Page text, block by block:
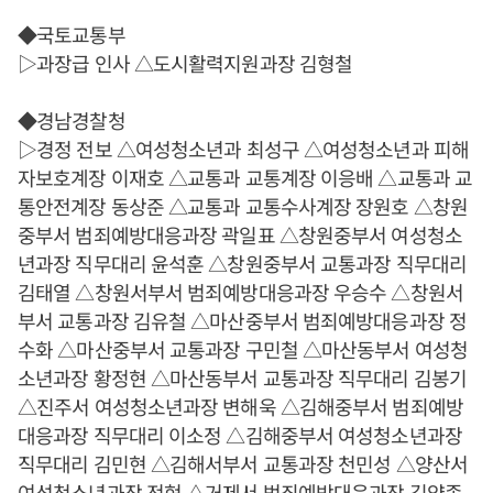
◆국토교통부
▷과장급 인사 △도시활력지원과장 김형철
◆경남경찰청
▷경정 전보 △여성청소년과 최성구 △여성청소년과 피해
자보호계장 이재호 △교통과 교통계장 이응배 △교통과 교
통안전계장 동상준 △교통과 교통수사계장 장원호 △창원
중부서 범죄예방대응과장 곽일표 △창원중부서 여성청소
년과장 직무대리 윤석훈 △창원중부서 교통과장 직무대리
김태열 △창원서부서 범죄예방대응과장 우승수 △창원서
부서 교통과장 김유철 △마산중부서 범죄예방대응과장 정
수화 △마산중부서 교통과장 구민철 △마산동부서 여성청
소년과장 황정현 △마산동부서 교통과장 직무대리 김봉기
△진주서 여성청소년과장 변해욱 △김해중부서 범죄예방
대응과장 직무대리 이소정 △김해중부서 여성청소년과장
직무대리 김민현 △김해서부서 교통과장 천민성 △양산서